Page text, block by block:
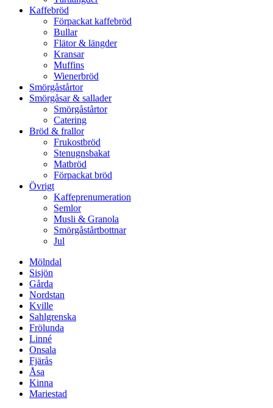
Kaffebröd
Förpackat kaffebröd
Bullar
Flätor & längder
Kransar
Muffins
Wienerbröd
Smörgåstårtor
Smörgåsar & sallader
Smörgåstårtor
Catering
Bröd & frallor
Frukostbröd
Stenugnsbakat
Matbröd
Förpackat bröd
Övrigt
Kaffeprenumeration
Semlor
Musli & Granola
Smörgåstårtbottnar
Jul
Mölndal
Sisjön
Gårda
Nordstan
Kville
Sahlgrenska
Frölunda
Linné
Onsala
Fjärås
Åsa
Kinna
Mariestad